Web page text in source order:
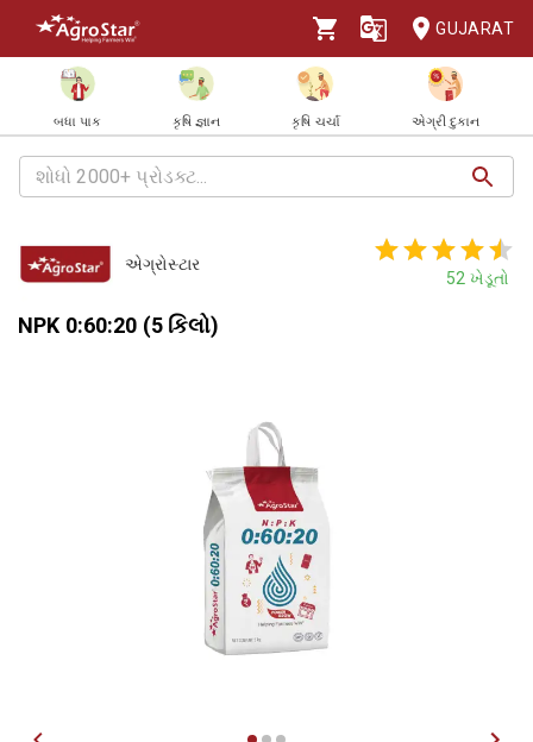
GUJARAT
બધા પાક કૃષિ જ્ઞાન કૃષિ ચર્ચા એગ્રી દુકાન
એગ્રોસ્ટાર
52 ખેડૂતો
NPK 0:60:20 (5 કિલો)